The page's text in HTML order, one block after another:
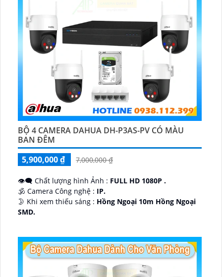
BỘ 4 CAMERA DAHUA DH-P3AS-PV CÓ MÀU
BAN ĐÊM
5,900,000 ₫
7,000,000 ₫
👁️‍🗨 Chất lượng hình Ảnh : FULL HD 1080P .
🕉️ Camera Công nghệ : IP.
🌛 Khi xem thiếu sáng : Hồng Ngoại 10m Hồng Ngoại
SMD.